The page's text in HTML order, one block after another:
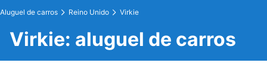
Aluguel de carros Reino Unido Virkie
Virkie: aluguel de carros